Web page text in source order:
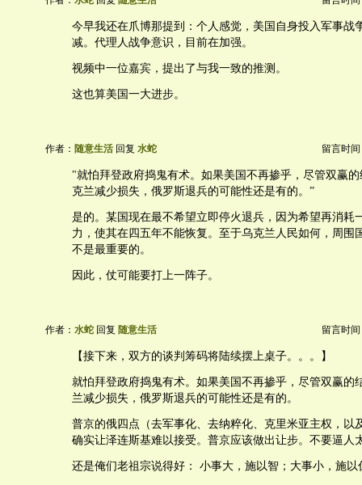
今早我还在爪博那提到：个人感觉，美国自身投入军事战
减。代理人战争意识，目前在加强。
视频中一位嘉宾，提出了与我一致的推测。
这也算美国一大进步。
作者： 随意生活 回复 水蛇 留言时间
"就怕拜登政府捣鬼有术。如果美国不再掺乎，尽管双赢
克兰减少损失，俄罗斯退兵的可能性还是有的。”
是的。某国现在最不希望立即停火退兵，因为希望再消耗
力，使其在四五年不能恢复。至于乌克兰人民如何，周围
不是最重要的。
因此，仗可能要打上一阵子。
作者： 水蛇 回复 随意生活 留言时间
【接下来，双方的谈判筹码将陆续摆上桌子。。。】
就怕拜登政府捣鬼有术。如果美国不再掺乎，尽管双赢的
兰减少损失，俄罗斯退兵的可能性还是有的。
普京的俄四点（去军事化、去纳粹化、克里米亚主权，以
确实让泽连斯基难以接受。普京应该做出让步。不要逼人
还是俺们老祖宗说得好： 小事大，施以智；大事小，施以